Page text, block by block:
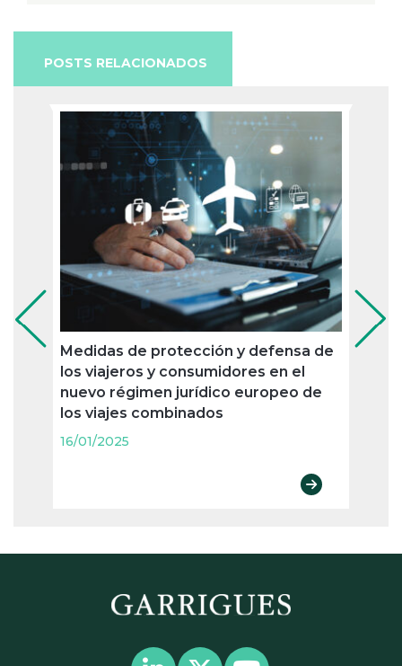
POSTS RELACIONADOS
Medidas de protección y defensa de
los viajeros y consumidores en el
nuevo régimen jurídico europeo de
los viajes combinados
16/01/2025